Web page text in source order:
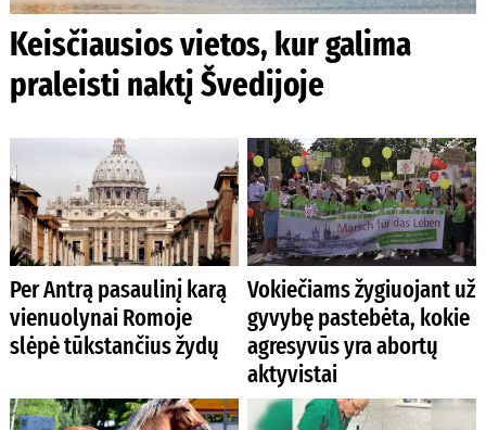
Keisčiausios vietos, kur galima
praleisti naktį Švedijoje
Per Antrą pasaulinį karą
vienuolynai Romoje
slėpė tūkstančius žydų
Vokiečiams žygiuojant už
gyvybę pastebėta, kokie
agresyvūs yra abortų
aktyvistai